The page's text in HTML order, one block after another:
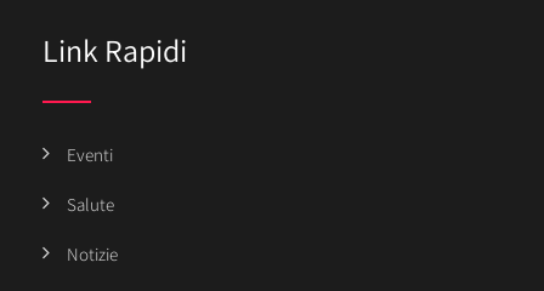
Link Rapidi
Eventi
Salute
Notizie